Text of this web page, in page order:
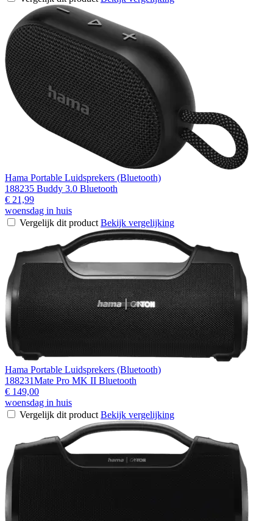
Hama Portable Luidsprekers (Bluetooth)
188235 Buddy 3.0 Bluetooth
€ 21,99
woensdag in huis
Vergelijk dit product Bekijk vergelijking
Hama Portable Luidsprekers (Bluetooth)
188231Mate Pro MK II Bluetooth
€ 149,00
woensdag in huis
Vergelijk dit product Bekijk vergelijking